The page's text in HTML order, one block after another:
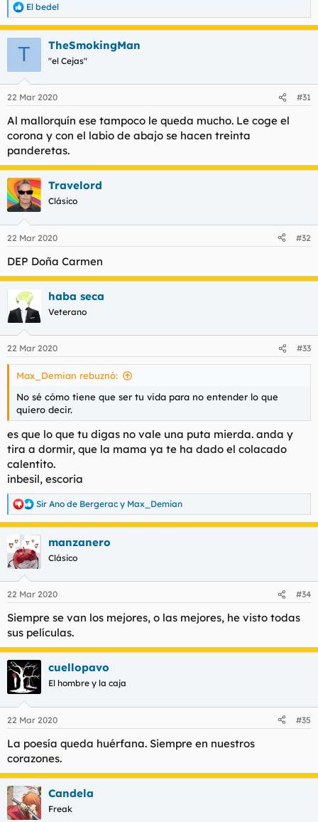
R
e
a
e
:
El bedel
T TheSmokingMan
"el Cejas"
22 Mar 2020 #31
Al mallorquín ese tampoco le queda mucho. Le coge el
corona y con el labio de abajo se hacen treinta
panderetas.
Travelord
Clásico
22 Mar 2020 #32
DEP Doña Carmen
haba seca
Veterano
22 Mar 2020 #33
Max_Demian rebuznó:
No sé cómo tiene que ser tu vida para no entender lo que
quiero decir.
es que lo que tu digas no vale una puta mierda. anda y
tira a dormir, que la mama ya te ha dado el colacado
calentito.
inbesil, escoria
R
e
a
c
c
i
e
s
:
Sir Ano de Bergerac y Max_Demian
manzanero
Clásico
22 Mar 2020 #34
Siempre se van los mejores, o las mejores, he visto todas
sus películas.
cuellopavo
El hombre y la caja
22 Mar 2020 #35
La poesía queda huérfana. Siempre en nuestros
corazones.
Candela
Freak